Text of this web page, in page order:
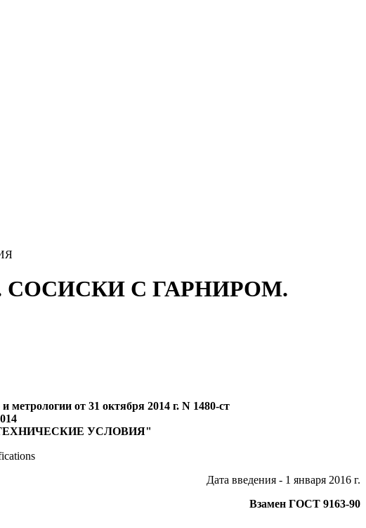
СОСИСКИ С ГАРНИРОМ.
метрологии от 31 октября 2014 г. N 1480-ст
УСЛОВИЯ"
Дата введения - 1 января 2016 г.
Взамен ГОСТ 9163-90